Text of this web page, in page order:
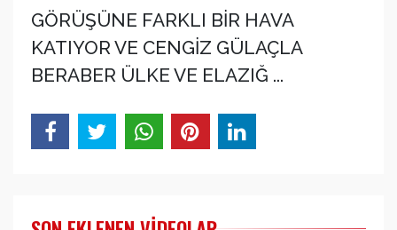
GÖRÜŞÜNE FARKLI BİR HAVA
KATIYOR VE CENGİZ GÜLAÇLA
BERABER ÜLKE VE ELAZIĞ ...